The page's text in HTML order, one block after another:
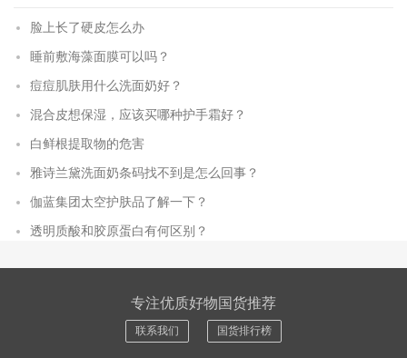
脸上长了硬皮怎么办
睡前敷海藻面膜可以吗？
痘痘肌肤用什么洗面奶好？
混合皮想保湿，应该买哪种护手霜好？
白鲜根提取物的危害
雅诗兰黛洗面奶条码找不到是怎么回事？
伽蓝集团太空护肤品了解一下？
透明质酸和胶原蛋白有何区别？
专注优质好物国货推荐
联系我们 国货排行榜